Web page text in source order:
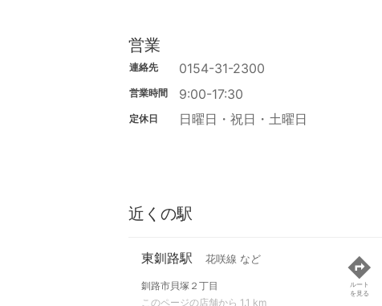
営業
連絡先 0154-31-2300
営業時間 9:00-17:30
定休日 日曜日・祝日・土曜日
近くの駅
東釧路駅 花咲線 など
釧路市貝塚２丁目
このページの店舗から 1.1 km
ルート
を見る